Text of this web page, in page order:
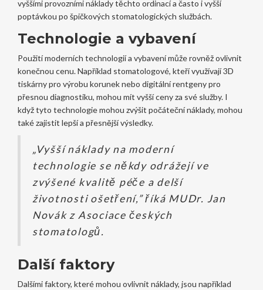
vyššími provozními náklady těchto ordinací a často i vyšší
poptávkou po špičkových stomatologických službách.
Technologie a vybavení
Použití moderních technologií a vybavení může rovněž ovlivnit
konečnou cenu. Například stomatologové, kteří využívají 3D
tiskárny pro výrobu korunek nebo digitální rentgeny pro
přesnou diagnostiku, mohou mít vyšší ceny za své služby. I
když tyto technologie mohou zvýšit počáteční náklady, mohou
také zajistit lepší a přesnější výsledky.
„Vyšší náklady na moderní
technologie se někdy odrážejí ve
zvýšené kvalitě péče a delší
životnosti ošetření,” říká MUDr. Jan
Novák z Asociace českých
stomatologů.
Další faktory
Dalšími faktory, které mohou ovlivnit náklady, jsou například